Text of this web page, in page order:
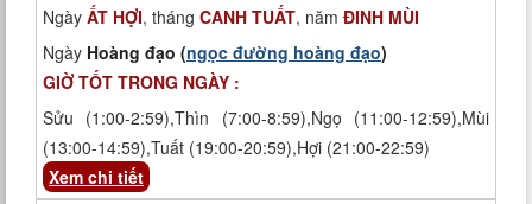
Ngày ẤT HỢI, tháng CANH TUẤT, năm ĐINH MÙI
Ngày Hoàng đạo (ngọc đường hoàng đạo)
GIỜ TỐT TRONG NGÀY :
Sửu (1:00-2:59),Thìn (7:00-8:59),Ngọ (11:00-12:59),Mùi
(13:00-14:59),Tuất (19:00-20:59),Hợi (21:00-22:59)
Xem chi tiết